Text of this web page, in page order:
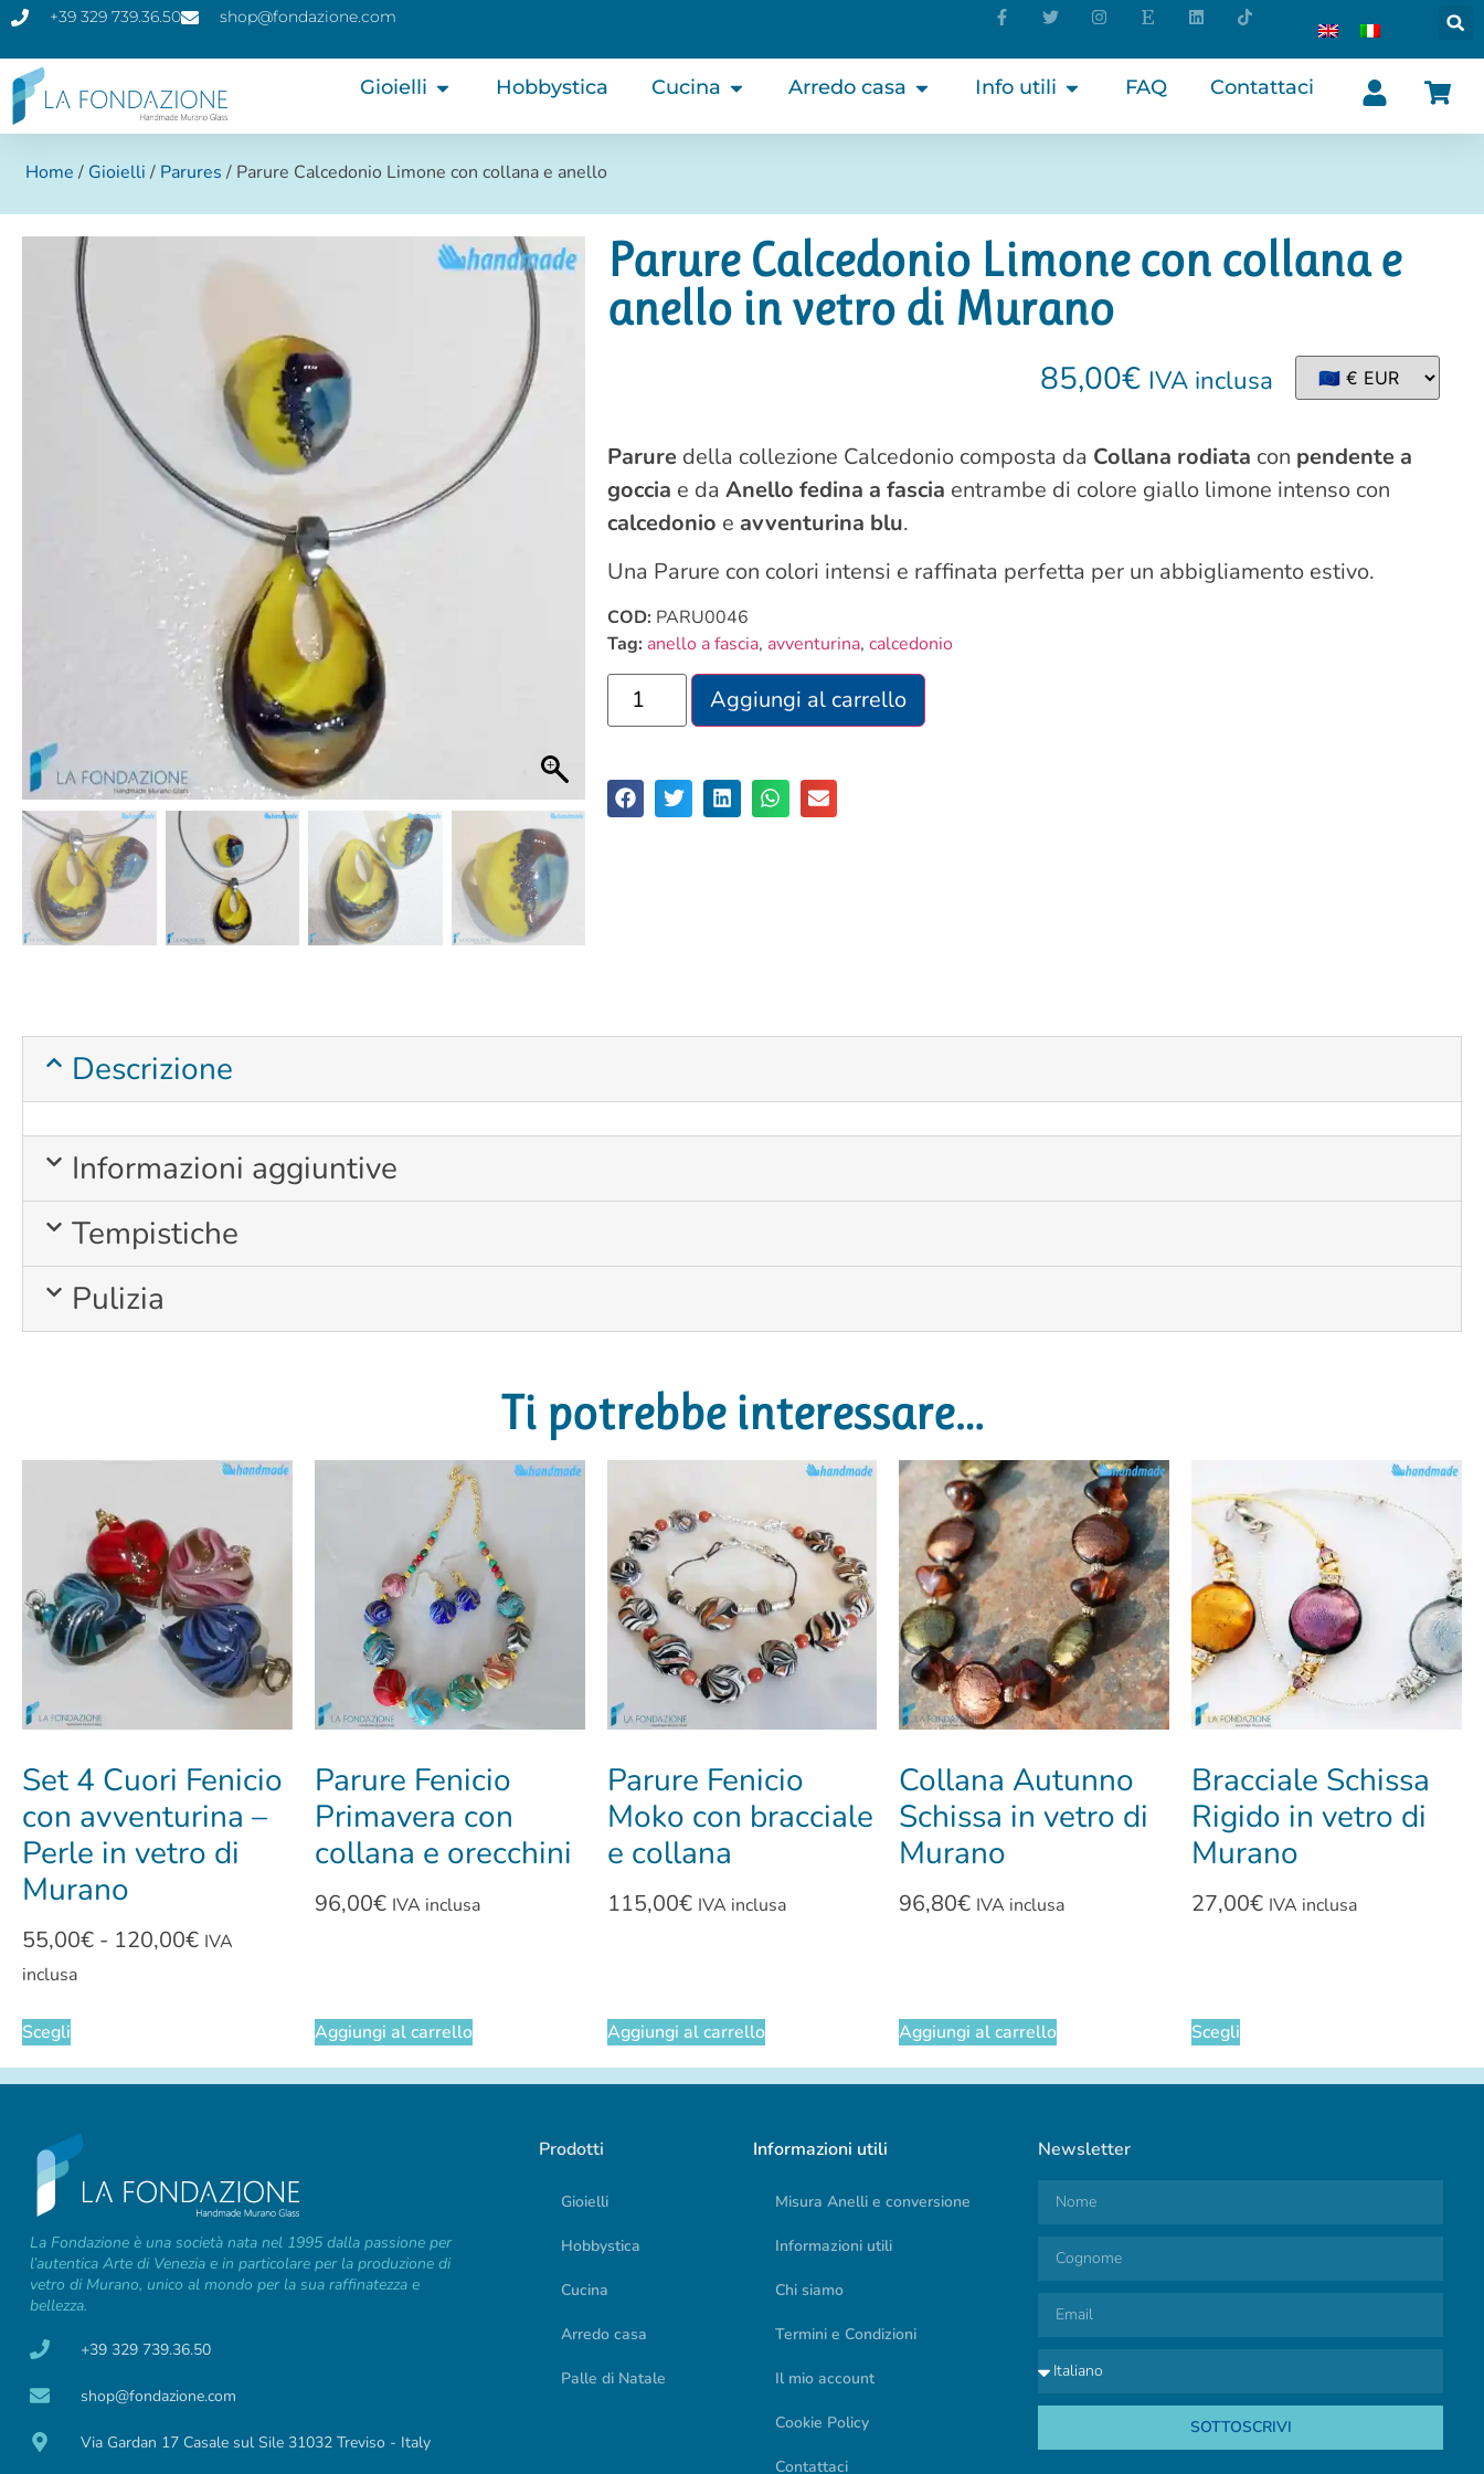
+39 329 739.36.50 shop@fondazione.com
Gioielli Hobbystica Cucina Arredo casa Info utili FAQ Contattaci
Home / Gioielli / Parures / Parure Calcedonio Limone con collana e anello
Parure Calcedonio Limone con collana e
anello in vetro di Murano
85,00€ IVA inclusa
Parure della collezione Calcedonio composta da Collana rodiata con pendente a
goccia e da Anello fedina a fascia entrambe di colore giallo limone intenso con
calcedonio e avventurina blu.
Una Parure con colori intensi e raffinata perfetta per un abbigliamento estivo.
COD: PARU0046
Tag: anello a fascia, avventurina, calcedonio
Aggiungi al carrello
Descrizione
Informazioni aggiuntive
Tempistiche
Pulizia
Ti potrebbe interessare…
Set 4 Cuori Fenicio
con avventurina –
Perle in vetro di
Murano
55,00€ - 120,00€ IVA
inclusa
Scegli
Parure Fenicio
Primavera con
collana e orecchini
96,00€ IVA inclusa
Aggiungi al carrello
Parure Fenicio
Moko con bracciale
e collana
115,00€ IVA inclusa
Aggiungi al carrello
Collana Autunno
Schissa in vetro di
Murano
96,80€ IVA inclusa
Aggiungi al carrello
Bracciale Schissa
Rigido in vetro di
Murano
27,00€ IVA inclusa
Scegli
La Fondazione è una società nata nel 1995 dalla passione per
l’autentica Arte di Venezia e in particolare per la produzione di
vetro di Murano, unico al mondo per la sua raffinatezza e
bellezza.
+39 329 739.36.50
shop@fondazione.com
Via Gardan 17 Casale sul Sile 31032 Treviso - Italy
Prodotti
Gioielli
Hobbystica
Cucina
Arredo casa
Palle di Natale
Informazioni utili
Misura Anelli e conversione
Informazioni utili
Chi siamo
Termini e Condizioni
Il mio account
Cookie Policy
Contattaci
Newsletter
SOTTOSCRIVI